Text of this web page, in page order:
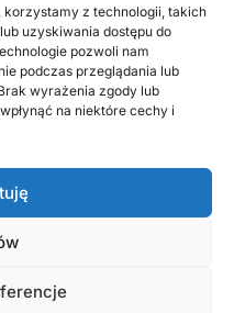
z technologii, takich
uzyskiwania dostępu do
pozwoli nam
podczas przeglądania lub
wyrażenia zgody lub
na niektóre cechy i